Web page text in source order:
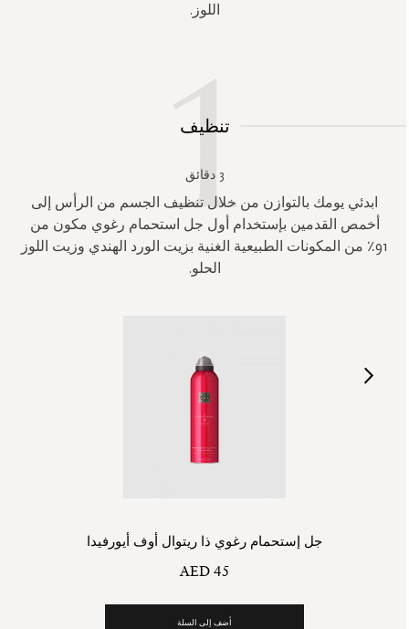
اللوز.
تنظيف
3 دقائق
ابدئي يومك بالتوازن من خلال تنظيف الجسم من الرأس إلى
أخمص القدمين بإستخدام أول جل استحمام رغوي مكون من
91٪ من المكونات الطبيعية الغنية بزيت الورد الهندي وزيت اللوز
الحلو.
جل إستحمام رغوي ذا ريتوال أوف أيورفيدا
AED 45
أضف إلى السلة